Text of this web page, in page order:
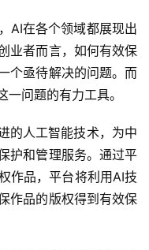
AI在各个领域都展现出
业者而言，如何有效保
个亟待解决的问题。而
问题的有力工具。
的人工智能技术，为中
护和管理服务。通过平
作品，平台将利用AI技
作品的版权得到有效保